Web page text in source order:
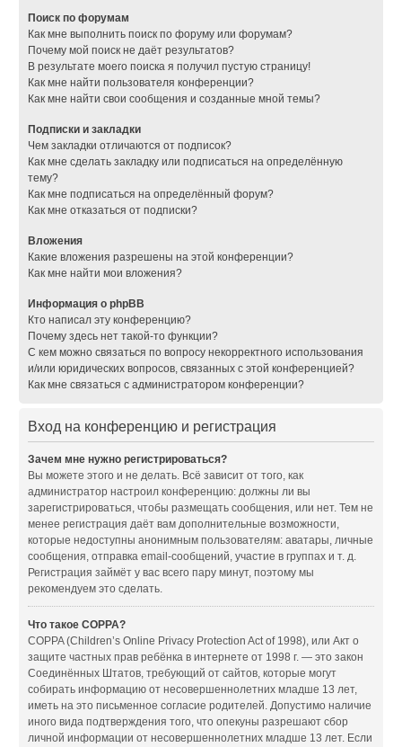
Поиск по форумам
Как мне выполнить поиск по форуму или форумам?
Почему мой поиск не даёт результатов?
В результате моего поиска я получил пустую страницу!
Как мне найти пользователя конференции?
Как мне найти свои сообщения и созданные мной темы?
Подписки и закладки
Чем закладки отличаются от подписок?
Как мне сделать закладку или подписаться на определённую
тему?
Как мне подписаться на определённый форум?
Как мне отказаться от подписки?
Вложения
Какие вложения разрешены на этой конференции?
Как мне найти мои вложения?
Информация о phpBB
Кто написал эту конференцию?
Почему здесь нет такой-то функции?
С кем можно связаться по вопросу некорректного использования
и/или юридических вопросов, связанных с этой конференцией?
Как мне связаться с администратором конференции?
Вход на конференцию и регистрация
Зачем мне нужно регистрироваться?
Вы можете этого и не делать. Всё зависит от того, как
администратор настроил конференцию: должны ли вы
зарегистрироваться, чтобы размещать сообщения, или нет. Тем не
менее регистрация даёт вам дополнительные возможности,
которые недоступны анонимным пользователям: аватары, личные
сообщения, отправка email-сообщений, участие в группах и т. д.
Регистрация займёт у вас всего пару минут, поэтому мы
рекомендуем это сделать.
Что такое COPPA?
COPPA (Children’s Online Privacy Protection Act of 1998), или Акт о
защите частных прав ребёнка в интернете от 1998 г. — это закон
Соединённых Штатов, требующий от сайтов, которые могут
собирать информацию от несовершеннолетних младше 13 лет,
иметь на это письменное согласие родителей. Допустимо наличие
иного вида подтверждения того, что опекуны разрешают сбор
личной информации от несовершеннолетних младше 13 лет. Если